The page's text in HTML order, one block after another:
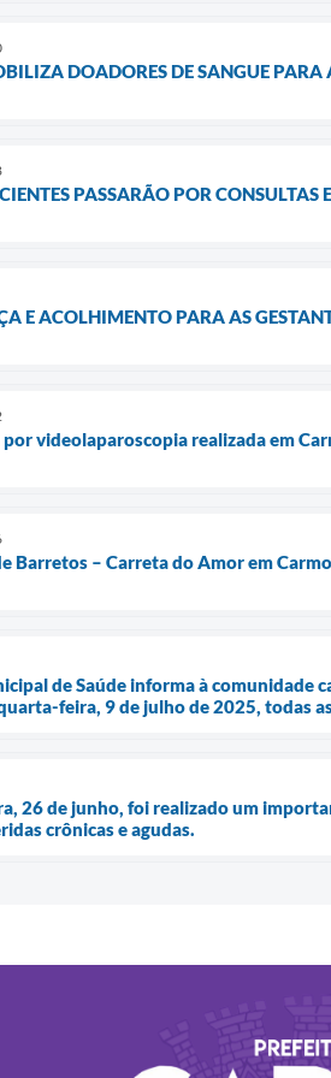
DOADORES DE SANGUE
PASSARÃO POR CONSULTAS
E ACOLHIMENTO PARA AS
videolaparoscopia realizada em
Barretos – Carreta do Amor em
de Saúde informa à comunidade
feira, 9 de julho de 2025, todas
26 de junho, foi realizado um
crônicas e agudas.